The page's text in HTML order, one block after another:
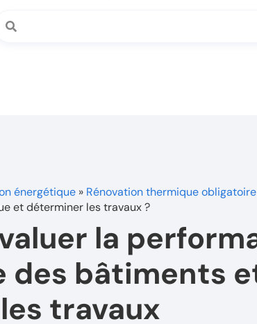
énergétique » Rénovation thermique obligatoire
et déterminer les travaux ?
la
des bâtiments
travaux